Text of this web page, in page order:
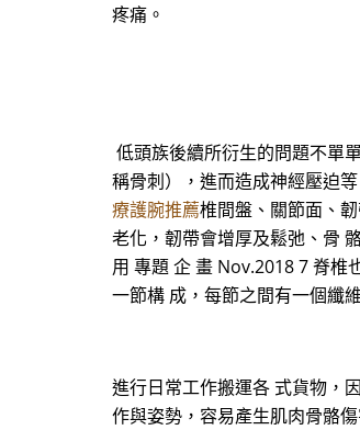
疼痛。
低頭族後續所衍生的問題不單
稱骨刺），進而造成神經壓迫
療護腕推薦椎間盤、關節面、
老化，韌帶會增厚及鬆弛、骨
用 專題 企 畫 Nov.2018 7 脊椎
一節構 成，每節之間有一個纖
進行日常工作搬運各 式貨物，
作與姿勢，容易產生肌肉骨骼